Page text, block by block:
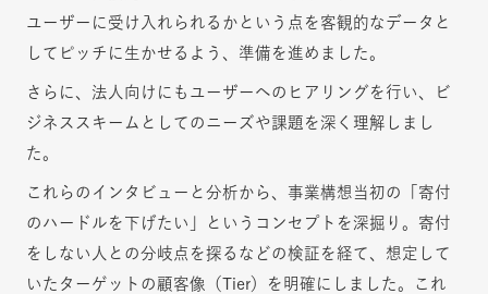
ユーザーに受け入れられるかという点を客観的なデータと
してピッチに生かせるよう、準備を進めました。
さらに、法人向けにもユーザーへのヒアリングを行い、ビ
ジネススキームとしてのニーズや課題を深く理解しまし
た。
これらのインタビューと分析から、事業構想当初の「寄付
のハードルを下げたい」というコンセプトを深掘り。寄付
をしない人との分岐点を探るなどの検証を経て、想定して
いたターゲットの顧客像（Tier）を明確にしました。これ